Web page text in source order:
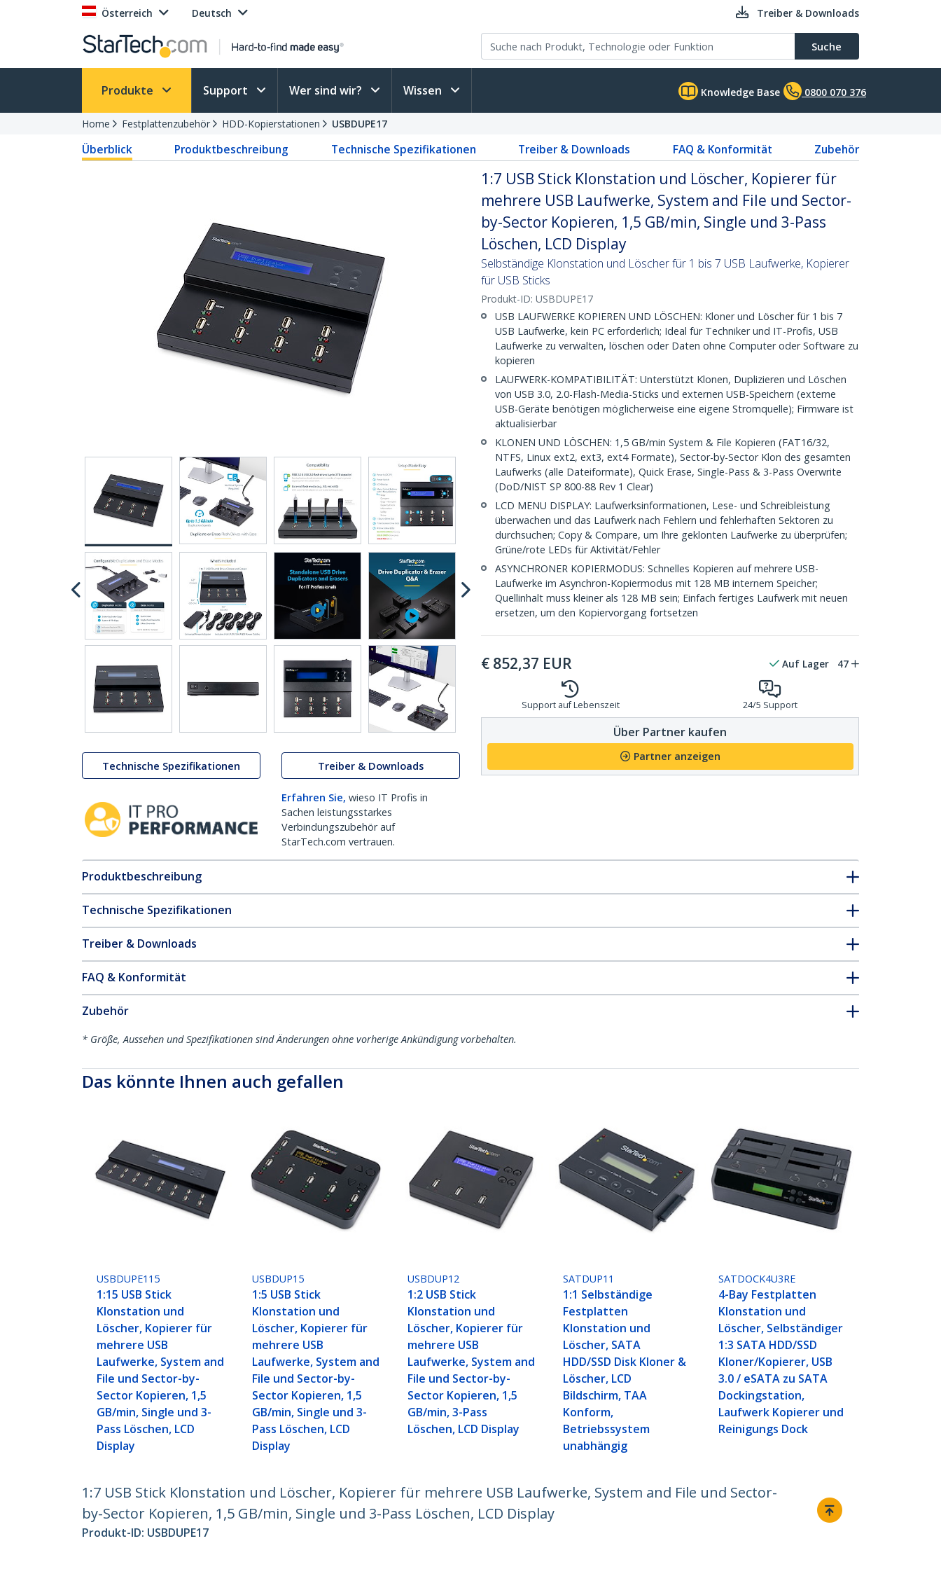
Österreich Deutsch Treiber & Downloads
Suche
Produkte Support Wer sind wir? Wissen Knowledge Base 0800 070 376
Home Festplattenzubehör HDD-Kopierstationen USBDUPE17
Überblick Produktbeschreibung Technische Spezifikationen Treiber & Downloads FAQ & Konformität Zubehör
Technische Spezifikationen Treiber & Downloads
Erfahren Sie, wieso IT Profis in
Sachen leistungsstarkes
Verbindungszubehör auf
StarTech.com vertrauen.
1:7 USB Stick Klonstation und Löscher, Kopierer für
mehrere USB Laufwerke, System and File und Sector-
by-Sector Kopieren, 1,5 GB/min, Single und 3-Pass
Löschen, LCD Display
Selbständige Klonstation und Löscher für 1 bis 7 USB Laufwerke, Kopierer
für USB Sticks
Produkt-ID: USBDUPE17
USB LAUFWERKE KOPIEREN UND LÖSCHEN: Kloner und Löscher für 1 bis 7
USB Laufwerke, kein PC erforderlich; Ideal für Techniker und IT-Profis, USB
Laufwerke zu verwalten, löschen oder Daten ohne Computer oder Software zu
kopieren
LAUFWERK-KOMPATIBILITÄT: Unterstützt Klonen, Duplizieren und Löschen
von USB 3.0, 2.0-Flash-Media-Sticks und externen USB-Speichern (externe
USB-Geräte benötigen möglicherweise eine eigene Stromquelle); Firmware ist
aktualisierbar
KLONEN UND LÖSCHEN: 1,5 GB/min System & File Kopieren (FAT16/32,
NTFS, Linux ext2, ext3, ext4 Formate), Sector-by-Sector Klon des gesamten
Laufwerks (alle Dateiformate), Quick Erase, Single-Pass & 3-Pass Overwrite
(DoD/NIST SP 800-88 Rev 1 Clear)
LCD MENU DISPLAY: Laufwerksinformationen, Lese- und Schreibleistung
überwachen und das Laufwerk nach Fehlern und fehlerhaften Sektoren zu
durchsuchen; Copy & Compare, um Ihre geklonten Laufwerke zu überprüfen;
Grüne/rote LEDs für Aktivität/Fehler
ASYNCHRONER KOPIERMODUS: Schnelles Kopieren auf mehrere USB-
Laufwerke im Asynchron-Kopiermodus mit 128 MB internem Speicher;
Quellinhalt muss kleiner als 128 MB sein; Einfach fertiges Laufwerk mit neuen
ersetzen, um den Kopiervorgang fortsetzen
€ 852,37 EUR Auf Lager 47
Support auf Lebenszeit 24/5 Support
Über Partner kaufen
Partner anzeigen
Produktbeschreibung
Technische Spezifikationen
Treiber & Downloads
FAQ & Konformität
Zubehör
* Größe, Aussehen und Spezifikationen sind Änderungen ohne vorherige Ankündigung vorbehalten.
Das könnte Ihnen auch gefallen
USBDUPE115
1:15 USB Stick
Klonstation und
Löscher, Kopierer für
mehrere USB
Laufwerke, System and
File und Sector-by-
Sector Kopieren, 1,5
GB/min, Single und 3-
Pass Löschen, LCD
Display
USBDUP15
1:5 USB Stick
Klonstation und
Löscher, Kopierer für
mehrere USB
Laufwerke, System and
File und Sector-by-
Sector Kopieren, 1,5
GB/min, Single und 3-
Pass Löschen, LCD
Display
USBDUP12
1:2 USB Stick
Klonstation und
Löscher, Kopierer für
mehrere USB
Laufwerke, System and
File und Sector-by-
Sector Kopieren, 1,5
GB/min, 3-Pass
Löschen, LCD Display
SATDUP11
1:1 Selbständige
Festplatten
Klonstation und
Löscher, SATA
HDD/SSD Disk Kloner &
Löscher, LCD
Bildschirm, TAA
Konform,
Betriebssystem
unabhängig
SATDOCK4U3RE
4-Bay Festplatten
Klonstation und
Löscher, Selbständiger
1:3 SATA HDD/SSD
Kloner/Kopierer, USB
3.0 / eSATA zu SATA
Dockingstation,
Laufwerk Kopierer und
Reinigungs Dock
1:7 USB Stick Klonstation und Löscher, Kopierer für mehrere USB Laufwerke, System and File und Sector-
by-Sector Kopieren, 1,5 GB/min, Single und 3-Pass Löschen, LCD Display
Produkt-ID: USBDUPE17